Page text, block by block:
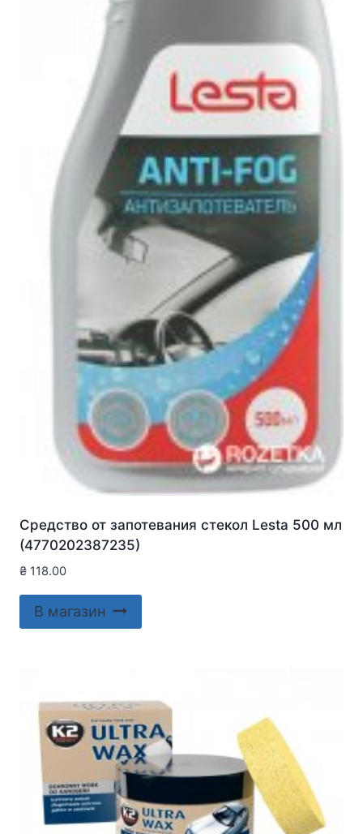
Средство от запотевания стекол Lesta 500 мл
(4770202387235)
₴ 118.00
В магазин